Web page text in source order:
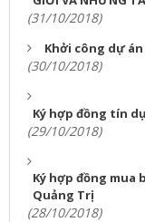
(31/10/2018)
Khởi công dự
(30/10/2018)
Ký hợp đồng tín
(29/10/2018)
Ký hợp đồng mua
Quảng Trị
(28/10/2018)